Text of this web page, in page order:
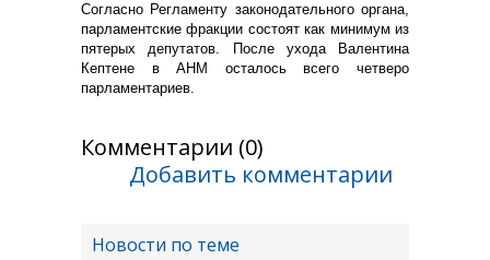
Согласно Регламенту законодательного органа,
парламентские фракции состоят как минимум из
пятерых депутатов. После ухода Валентина
Кептене в АНМ осталось всего четверо
парламентариев.
Комментарии (0)
Добавить комментарии
Новости по теме